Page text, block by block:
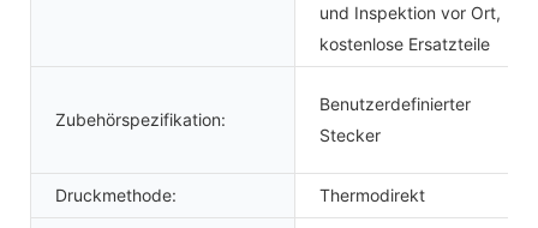
und Inspektion vor Ort,
kostenlose Ersatzteile
Zubehörspezifikation:
Benutzerdefinierter
Stecker
Druckmethode: Thermodirekt